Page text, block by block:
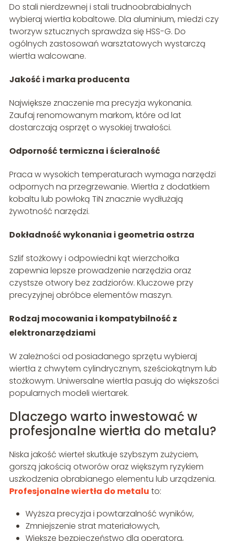
Do stali nierdzewnej i stali trudnoobrabialnych
wybieraj wiertła kobaltowe. Dla aluminium, miedzi czy
tworzyw sztucznych sprawdza się HSS-G. Do
ogólnych zastosowań warsztatowych wystarczą
wiertła walcowane.
Jakość i marka producenta
Największe znaczenie ma precyzja wykonania.
Zaufaj renomowanym markom, które od lat
dostarczają osprzęt o wysokiej trwałości.
Odporność termiczna i ścieralność
Praca w wysokich temperaturach wymaga narzędzi
odpornych na przegrzewanie. Wiertła z dodatkiem
kobaltu lub powłoką TiN znacznie wydłużają
żywotność narzędzi.
Dokładność wykonania i geometria ostrza
Szlif stożkowy i odpowiedni kąt wierzchołka
zapewnia lepsze prowadzenie narzędzia oraz
czystsze otwory bez zadziorów. Kluczowe przy
precyzyjnej obróbce elementów maszyn.
Rodzaj mocowania i kompatybilność z
elektronarzędziami
W zależności od posiadanego sprzętu wybieraj
wiertła z chwytem cylindrycznym, sześciokątnym lub
stożkowym. Uniwersalne wiertła pasują do większości
popularnych modeli wiertarek.
Dlaczego warto inwestować w
profesjonalne wiertła do metalu?
Niska jakość wierteł skutkuje szybszym zużyciem,
gorszą jakością otworów oraz większym ryzykiem
uszkodzenia obrabianego elementu lub urządzenia.
Profesjonalne wiertła do metalu to:
Wyższa precyzja i powtarzalność wyników,
Zmniejszenie strat materiałowych,
Większe bezpieczeństwo dla operatora,